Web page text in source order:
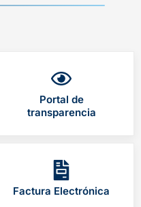
Portal de
transparencia
Factura Electrónica